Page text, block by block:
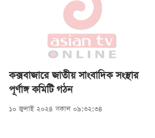
কক্সবাজারে জাতীয় সাংবাদিক সংস্থার
পূর্ণাঙ্গ কমিটি গঠন
১০ জুলাই ২০২৪ সকাল ০৯:৩২:৩৪